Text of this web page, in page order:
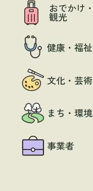
おでかけ・
観光
健康・福祉
文化・芸術
まち・環境
事業者